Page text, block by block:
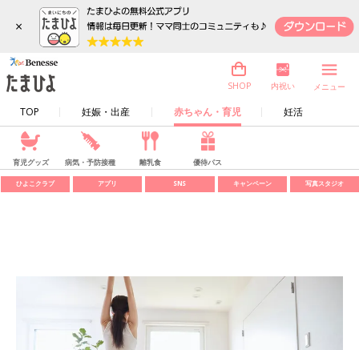
×
TOP 妊娠・出産 赤ちゃん・育児 妊活
SHOP 内祝い メニュー
育児グッズ 病気・予防接種 離乳食 優待パス
ひよこクラブ アプリ SNS キャンペーン 写真スタジオ